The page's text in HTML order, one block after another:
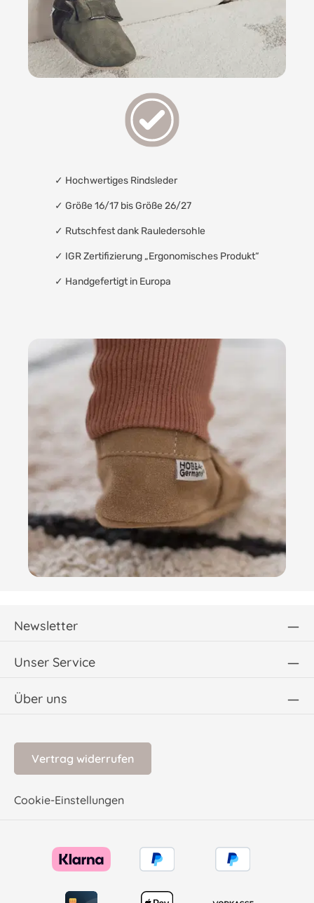
✓ Hochwertiges Rindsleder
✓ Größe 16/17 bis Größe 26/27
✓ Rutschfest dank Rauledersohle
✓ IGR Zertifizierung „Ergonomisches Produkt“
✓ Handgefertigt in Europa
Newsletter
Unser Service
Über uns
Vertrag widerrufen
Cookie-Einstellungen